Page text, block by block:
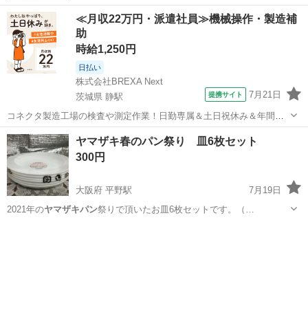
≪月収22万円・派遣社員≫機械操作・製造補
助
時給1,250円
日払い
株式会社BREXA Next
茨城県 静駅
提携サイト 7月21日
コネクタ製造工場の検査や測定作業！日勤専属＆土日祝休み＆年間休
日128日★クリーンルーム内作業★マイカー通勤OK＆無料駐車場あり
★就業先食堂利用可！日払い制度あり！《茨城県常陸大宮市》 人気の
工場のお仕事 ◇コネクタ製造工...
茨城 常陸大宮市 静駅 その他
ヤマザキ春のパン祭り 皿6枚セット
300円
大阪府 平野駅
7月19日
2021年のヤマザキパン祭りで頂いたお皿6枚セットです。（…